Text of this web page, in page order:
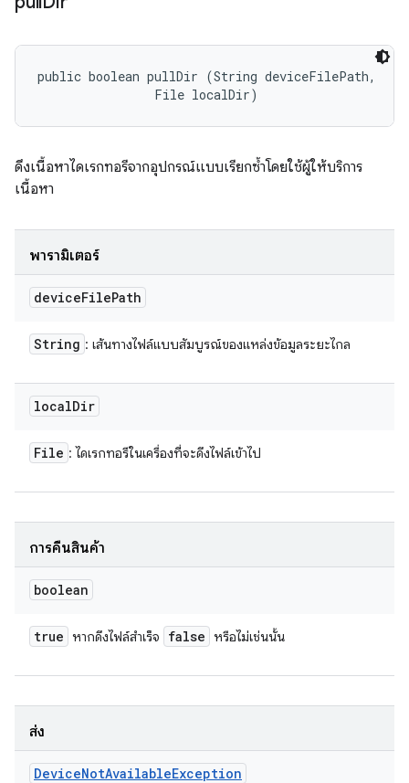
public boolean pullDir (String deviceFilePath,
                File localDir)
ดึงเนื้อหาไดเรกทอรีจากอุปกรณ์แบบเรียกซ้ำโดยใช้ผู้ให้บริการ
เนื้อหา
พารามิเตอร์
deviceFilePath
String : เส้นทางไฟล์แบบสัมบูรณ์ของแหล่งข้อมูลระยะไกล
localDir
File : ไดเรกทอรีในเครื่องที่จะดึงไฟล์เข้าไป
การคืนสินค้า
boolean
true หากดึงไฟล์สำเร็จ false หรือไม่เช่นนั้น
ส่ง
DeviceNotAvailableException